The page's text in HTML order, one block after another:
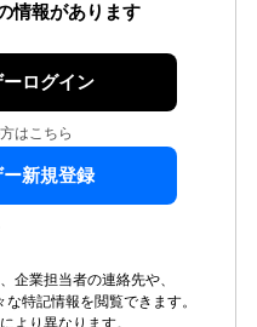
情報があります
ーログイン
はこちら
ー新規登録
企業担当者の連絡先や、
特記情報を閲覧できます。
より異なります。